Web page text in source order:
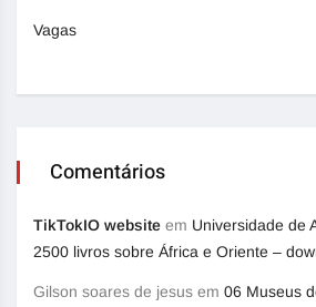
Vagas
Comentários
TikTokIO website em Universidade de
2500 livros sobre África e Oriente –
Gilson soares de jesus em 06 Museus